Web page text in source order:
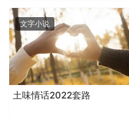
文字小说
土味情话2022套路